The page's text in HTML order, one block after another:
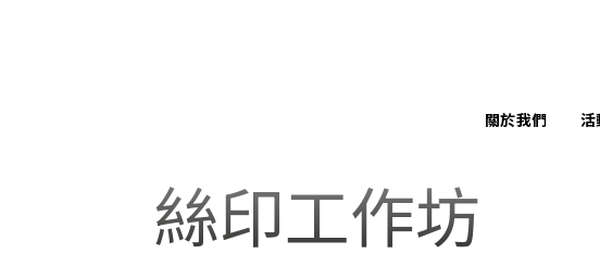
關於我們
引言
團隊
活
絲印工作坊